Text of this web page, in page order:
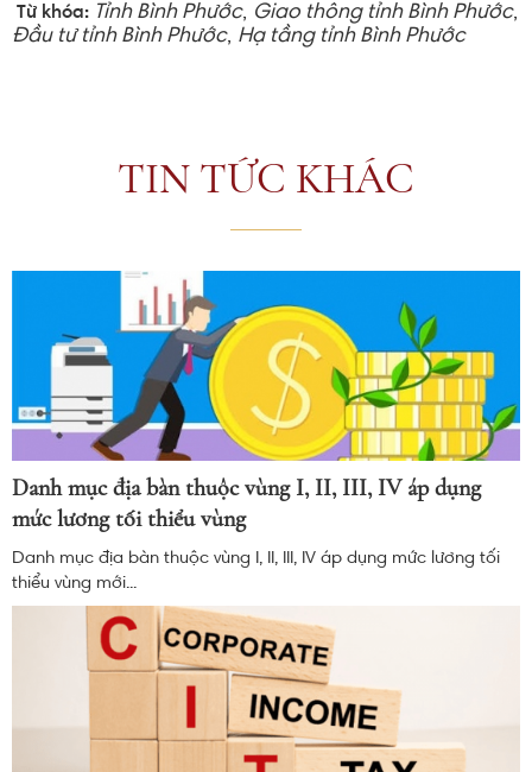
Từ khóa: Tỉnh Bình Phước, Giao thông tỉnh Bình Phước,
Đầu tư tỉnh Bình Phước, Hạ tầng tỉnh Bình Phước
TIN TỨC KHÁC
Danh mục địa bàn thuộc vùng I, II, III, IV áp dụng
mức lương tối thiểu vùng
Danh mục địa bàn thuộc vùng I, II, III, IV áp dụng mức lương tối
thiểu vùng mới...